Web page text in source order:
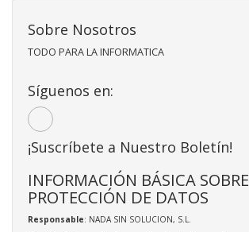
Sobre Nosotros
TODO PARA LA INFORMATICA
Síguenos en:
¡Suscríbete a Nuestro Boletín!
INFORMACIÓN BÁSICA SOBRE
PROTECCIÓN DE DATOS
Responsable: NADA SIN SOLUCION, S.L.